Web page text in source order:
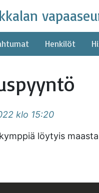
Henkilöt
klo 15:20
löytyis